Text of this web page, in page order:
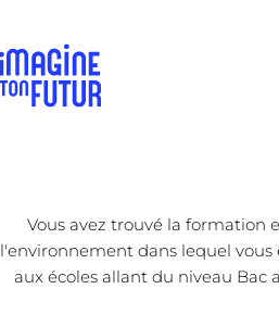
Vous avez trouvé la formation
l'environnement dans lequel vous
aux écoles allant du niveau Bac